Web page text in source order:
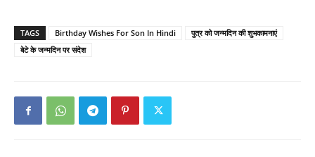
TAGS Birthday Wishes For Son In Hindi
पुत्र को जन्मदिन की शुभकामनाएं
बेटे के जन्मदिन पर संदेश